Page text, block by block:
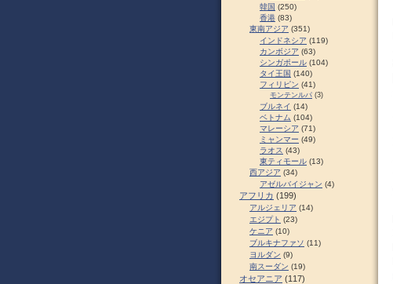
韓国 (250)
香港 (83)
東南アジア (351)
インドネシア (119)
カンボジア (63)
シンガポール (104)
タイ王国 (140)
フィリピン (41)
モンテンルパ (3)
ブルネイ (14)
ベトナム (104)
マレーシア (71)
ミャンマー (49)
ラオス (43)
東ティモール (13)
西アジア (34)
アゼルバイジャン (4)
アフリカ (199)
アルジェリア (14)
エジプト (23)
ケニア (10)
ブルキナファソ (11)
ヨルダン (9)
南スーダン (19)
オセアニア (117)